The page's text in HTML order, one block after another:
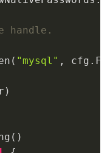
handle.
"mysql" ,